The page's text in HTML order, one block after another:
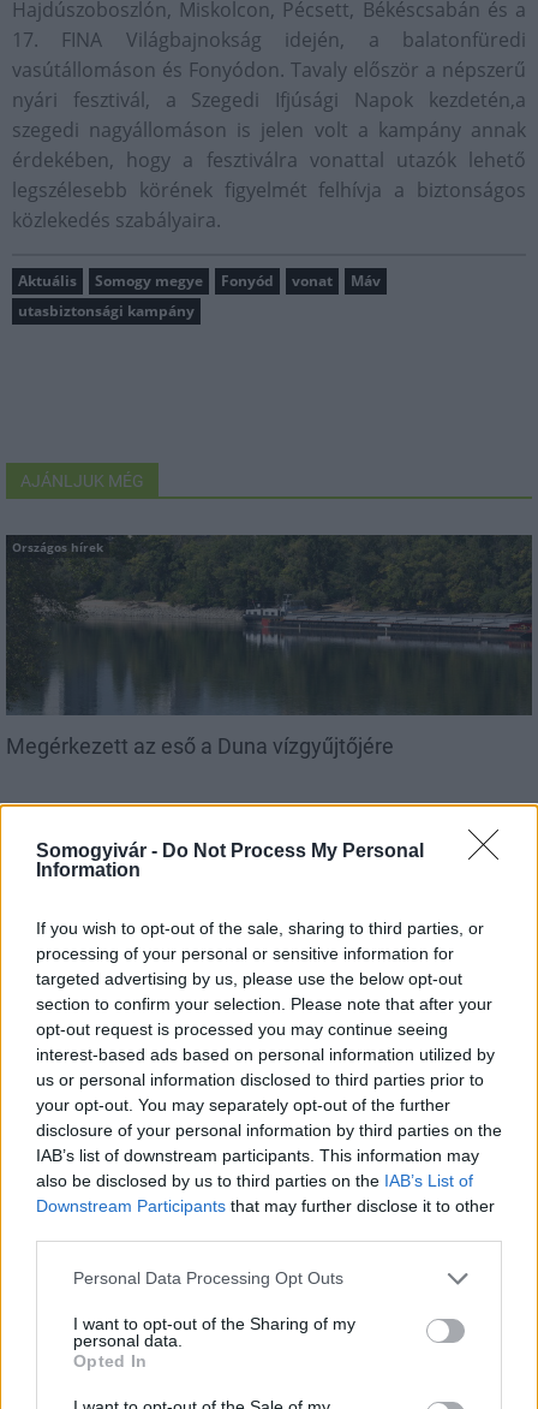
Somogyivár - Do Not Process My Personal
Information
If you wish to opt-out of the sale, sharing to third parties, or
processing of your personal or sensitive information for
targeted advertising by us, please use the below opt-out
section to confirm your selection. Please note that after your
opt-out request is processed you may continue seeing
interest-based ads based on personal information utilized by
us or personal information disclosed to third parties prior to
your opt-out. You may separately opt-out of the further
disclosure of your personal information by third parties on the
IAB’s list of downstream participants. This information may
also be disclosed by us to third parties on the IAB’s List of
Downstream Participants that may further disclose it to other
Please note that this website/app uses one or more Google
not limited to your visit or usage behaviour. You may click to
grant or deny consent to Google and its third-party tags to
use your data for below specified purposes in below Google
consent section.
Personal Data Processing Opt Outs
I want to opt-out of the Sharing of my
personal data.
Opted In
Hajdúszoboszlón, Miskolcon, Pécsett, Békéscsabán és a
17. FINA Világbajnokság idején, a balatonfüredi
vasútállomáson és Fonyódon. Tavaly először a népszerű
nyári fesztivál, a Szegedi Ifjúsági Napok kezdetén,a
szegedi nagyállomáson is jelen volt a kampány annak
érdekében, hogy a fesztiválra vonattal utazók lehető
legszélesebb körének figyelmét felhívja a biztonságos
közlekedés szabályaira.
Aktuális Somogy megye Fonyód vonat
Máv
utasbiztonsági kampány
AJÁNLJUK MÉG
Országos hírek
Megérkezett az eső a Duna vízgyűjtőjére
Hőség és vízhiány - itatók feltöltésével segítik a
vadállományt a somogyi erdőkben
Helyi hírek